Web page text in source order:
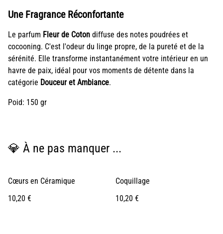
Une Fragrance Réconfortante
Le parfum Fleur de Coton diffuse des notes poudrées et
cocooning. C'est l'odeur du linge propre, de la pureté et de la
sérénité. Elle transforme instantanément votre intérieur en un
havre de paix, idéal pour vos moments de détente dans la
catégorie Douceur et Ambiance.
Poid: 150 gr
💎 À ne pas manquer ...
Cœurs en Céramique
10,20 €
Coquillage
10,20 €